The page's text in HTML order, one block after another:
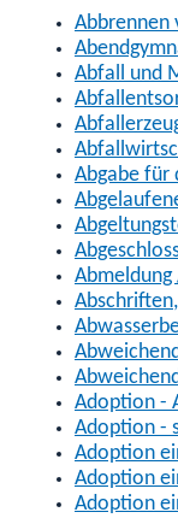
Abbrennen
Abfall und
Abgabe für
Adoption -
Adoption -
Adoption
Adoption
Adoption